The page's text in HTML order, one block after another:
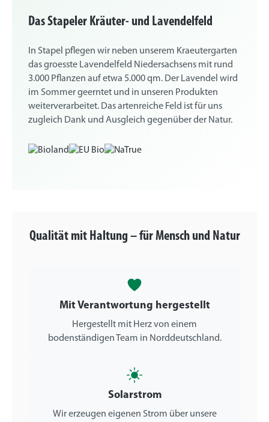
Das Stapeler Kräuter- und Lavendelfeld
In Stapel pflegen wir neben unserem Kraeutergarten
das groesste Lavendelfeld Niedersachsens mit rund
3.000 Pflanzen auf etwa 5.000 qm. Der Lavendel wird
im Sommer geerntet und in unseren Produkten
weiterverarbeitet. Das artenreiche Feld ist für uns
zugleich Dank und Ausgleich gegenüber der Natur.
Qualität mit Haltung – für Mensch und Natur
Mit Verantwortung hergestellt
Hergestellt mit Herz von einem
bodenständigen Team in Norddeutschland.
Solarstrom
Wir erzeugen eigenen Strom über unsere